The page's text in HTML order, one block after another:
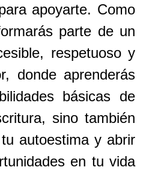
apoyarte. Como
parte de un
respetuoso y
donde aprenderás
básicas de
sino también
autoestima y abrir
en tu vida